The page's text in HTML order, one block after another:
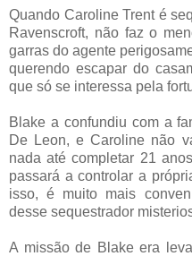
Quando Caroline Trent é
Ravenscroft, não faz o
garras do agente
querendo escapar do
que só se interessa pela
Blake a confundiu com a
De Leon, e Caroline não
nada até completar 21
passará a controlar a
isso, é muito mais
desse sequestrador
A missão de Blake era